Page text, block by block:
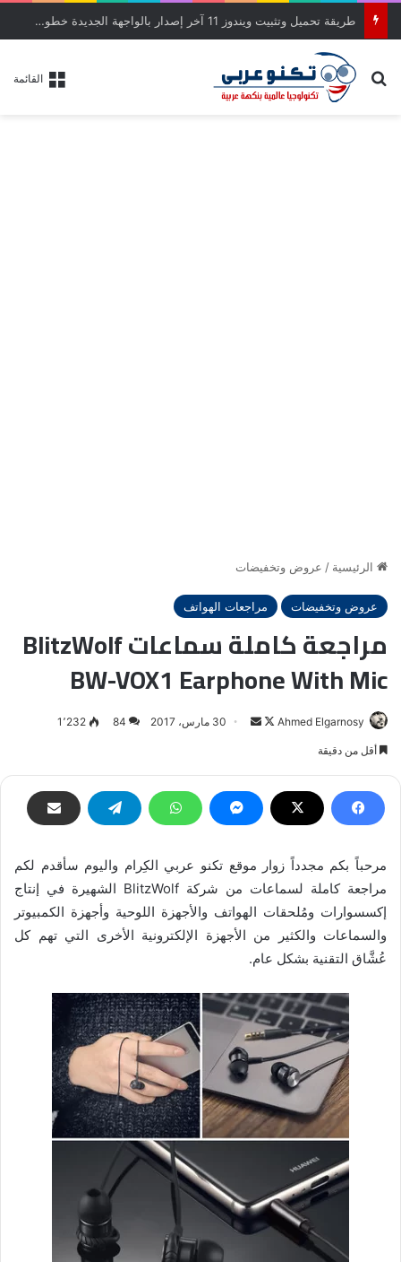
طريقة تحميل وتثبيت ويندوز 11 آخر إصدار بالواجهة الجديدة خطوة بخطوة
القائمة بحث عن
الرئيسية / عروض وتخفيضات
عروض وتخفيضات مراجعات الهواتف
مراجعة كاملة سماعات BlitzWolf
BW-VOX1 Earphone With Mic
Ahmed Elgarnosy
Follow
أرسل 30 مارس، 2017 84 1٬232
أقل من دقيقة
مرحباً بكم مجدداً زوار موقع تكنو عربي الكِرام واليوم سأقدم لكم
مراجعة كاملة لسماعات من شركة BlitzWolf الشهيرة في إنتاج
إكسسوارات ومُلحقات الهواتف والأجهزة اللوحية وأجهزة الكمبيوتر
والسماعات والكثير من الأجهزة الإلكترونية الأخرى التي تهم كل
عُشَّاق التقنية بشكل عام.